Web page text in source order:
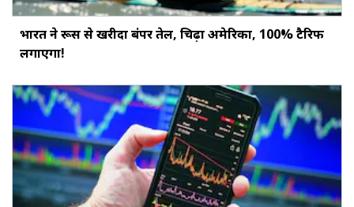
भारत ने रूस से खरीदा बंपर तेल, चिढ़ा अमेरिका, 100% टैरिफ
लगाएगा!